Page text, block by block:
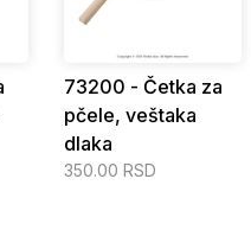
73200 - Četka za
pčele, veštaka
dlaka
350.00 RSD